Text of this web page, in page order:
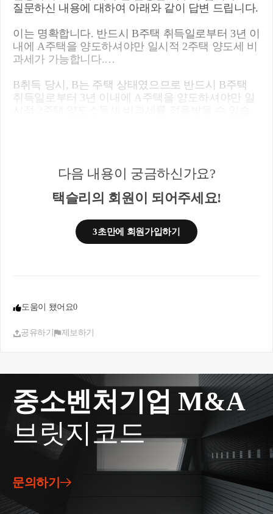
질문하신 내용에 대하여 아래와 같이 답변 드립니다.
이는 명확합니다. 반드시 B주택 취득일로부터 3년 이
내에 A주택을 양도하셔야만 일시적 2주택 양도세 비
과세가 가능합니다.
B취득 당시, B는 주택 상태였으므로 반드시 B주택
취득일로부터 3년 이내에 A주택을 양도하셔야만 일
취득일로부터 3년 이내 A주택을 양도하거나, B주택
수 있습니다. 이에 대한 자세한 사항은 아래 요건을
참고하시면 됩니다.
권(조합원입주권) 취득
b.분양권(조합원입주권)을 취득한 날부터 3년 이내
종전주택 양도
c. 종전주택은 1세대 1주택 비과세 요건(2년 보유 및
​2. 분양권(입주권) 취득일로부터 3년이 지난 후 종전
주택을 양도하는 경우
a. 종전주택을 취득한 날부터 1년 이상 지난 후 분양
권(조합원입주권)취득
b. 재개발·재건축 주택이 완성된 후 3년 이내 재개발·
재건축주택으로 세대전원이 이사하여 1년이상 계속
거주할 것
c. 재개발·재건축주택이 완성되기 전 또는 완성된 후
3년 이내에 종전주택 양도
d. 종전주택은 1세대 1주택 비과세 요건(2년 이상 보
유 및 거주 등)을 충족할 것
다음 내용이 궁금하신가요?
택슬리의 회원이 되어주세요!
3초만에 회원가입하기
도움이 됐어요0
공유하기 제보하기
중소벤처기업 M&A
브릿지코드
문의하기